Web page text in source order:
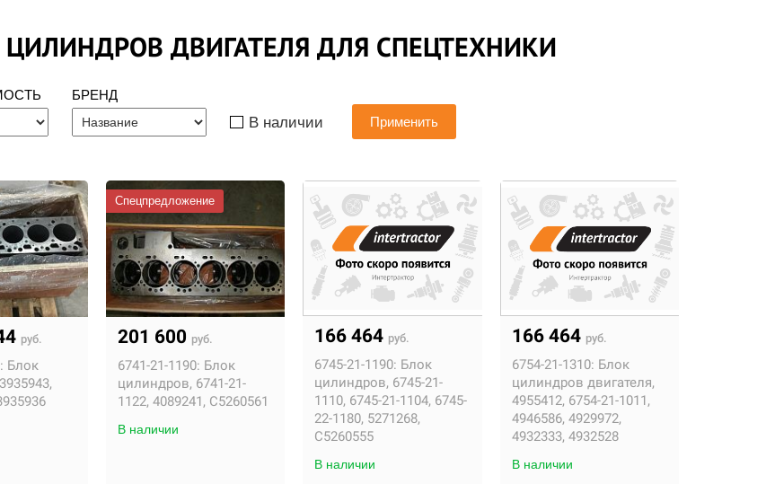
ДВИГАТЕЛЯ ДЛЯ СПЕЦТЕХНИКИ
БРЕНД
В наличии Применить
руб.
Блок
Спецпредложение
201 600 руб.
6741-21-1190: Блок
цилиндров, 6741-21-
1122, 4089241, С5260561
В наличии
166 464 руб.
6745-21-1190: Блок
цилиндров, 6745-21-
1110, 6745-21-1104, 6745-
22-1180, 5271268,
С5260555
В наличии
166 464 руб.
6754-21-1310: Блок
цилиндров двигателя,
4955412, 6754-21-1011,
4946586, 4929972,
4932333, 4932528
В наличии